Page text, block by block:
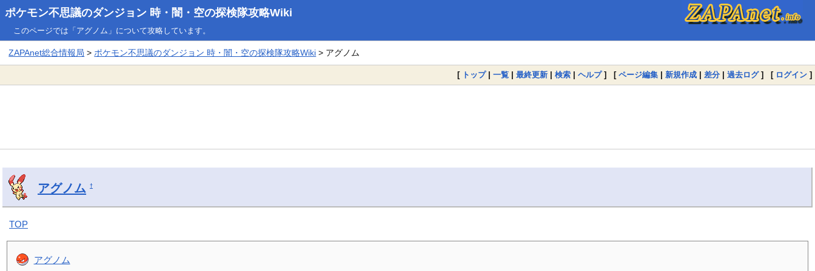
ポケモン不思議のダンジョン 時・闇・空の探検隊攻略Wiki
このページでは「アグノム」について攻略しています。
ZAPAnet総合情報局 >ポケモン不思議のダンジョン 時・闇・空の探検隊攻略Wiki > アグノム
[ トップ| 一覧 | 最終更新 | 検索 | ヘルプ] [ ページ編集 | 新規作成 | 差分 | 過去ログ] [ ログイン ]
アグノム †
TOP
アグノム